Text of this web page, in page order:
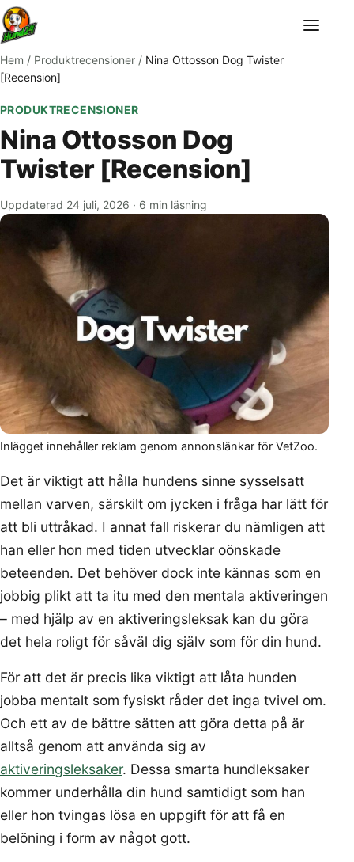
Meny
Hem / Produktrecensioner / Nina Ottosson Dog Twister
[Recension]
PRODUKTRECENSIONER
Nina Ottosson Dog
Twister [Recension]
Uppdaterad 24 juli, 2026 · 6 min läsning
Inlägget innehåller reklam genom annonslänkar för VetZoo.
Det är viktigt att hålla hundens sinne sysselsatt
mellan varven, särskilt om jycken i fråga har lätt för
att bli uttråkad. I annat fall riskerar du nämligen att
han eller hon med tiden utvecklar oönskade
beteenden. Det behöver dock inte kännas som en
jobbig plikt att ta itu med den mentala aktiveringen
– med hjälp av en aktiveringsleksak kan du göra
det hela roligt för såväl dig själv som för din hund.
För att det är precis lika viktigt att låta hunden
jobba mentalt som fysiskt råder det inga tvivel om.
Och ett av de bättre sätten att göra detta på är
alltså genom att använda sig av
aktiveringsleksaker. Dessa smarta hundleksaker
kommer underhålla din hund samtidigt som han
eller hon tvingas lösa en uppgift för att få en
belöning i form av något gott.